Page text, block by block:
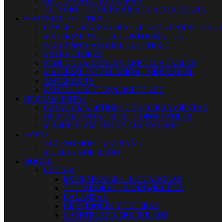
ALCOHOL DE QUEMAR-AGUA DESTILADA
MATERIAL ELECTRICO
CABLES - MANGUERAS - LINEA - CARRETES -
MATERIAL TV - TELF - INFORMATICA
PEQUEÑO MATERIAL ELECTRICO
EXTRACTORES
PROLONGACIONES Y ENROLLACABLES
MATERIAL INSTALACIÓN - MINI CANAL
ANTENAS TV
PANTALLAS-DOWNLIGHTS LED
HERRAMIENTAS
CAJAS Y MALETINES CON HERRAMIENTAS
HERRAMIENTAS ELECTROPORTATILES
MINIHERRAMIENTA Y ACCESORIOS
BAÑO
ACCESORIOS PARA BAÑO
MUEBLES DE BAÑO
HOGAR
COCINA
EXPRIMIDORES - LICUADORAS
TOSTADORAS - SANDWICHERA
BALANZAS
HERVIDORES Y TETERAS
CAFETERAS Y MOLINILLOS